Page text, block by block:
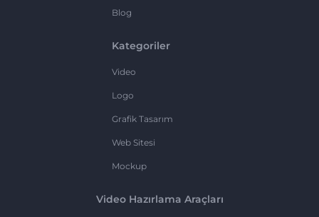
Blog
Kategoriler
Video
Logo
Grafik Tasarım
Web Sitesi
Mockup
Video Hazırlama Araçları